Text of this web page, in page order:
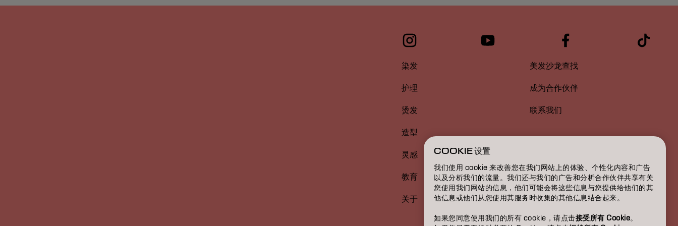
染发
护理
烫发
造型
灵感
教育
关于
美发沙龙查找
成为合作伙伴
联系我们
COOKIE 设置
我们使用 cookie 来改善您在我们网站上的体验、个性化内容和广告
以及分析我们的流量。我们还与我们的广告和分析合作伙伴共享有关
您使用我们网站的信息，他们可能会将这些信息与您提供给他们的其
他信息或他们从您使用其服务时收集的其他信息结合起来。
如果您同意使用我们的所有 cookie，请点击接受所有 Cookie。